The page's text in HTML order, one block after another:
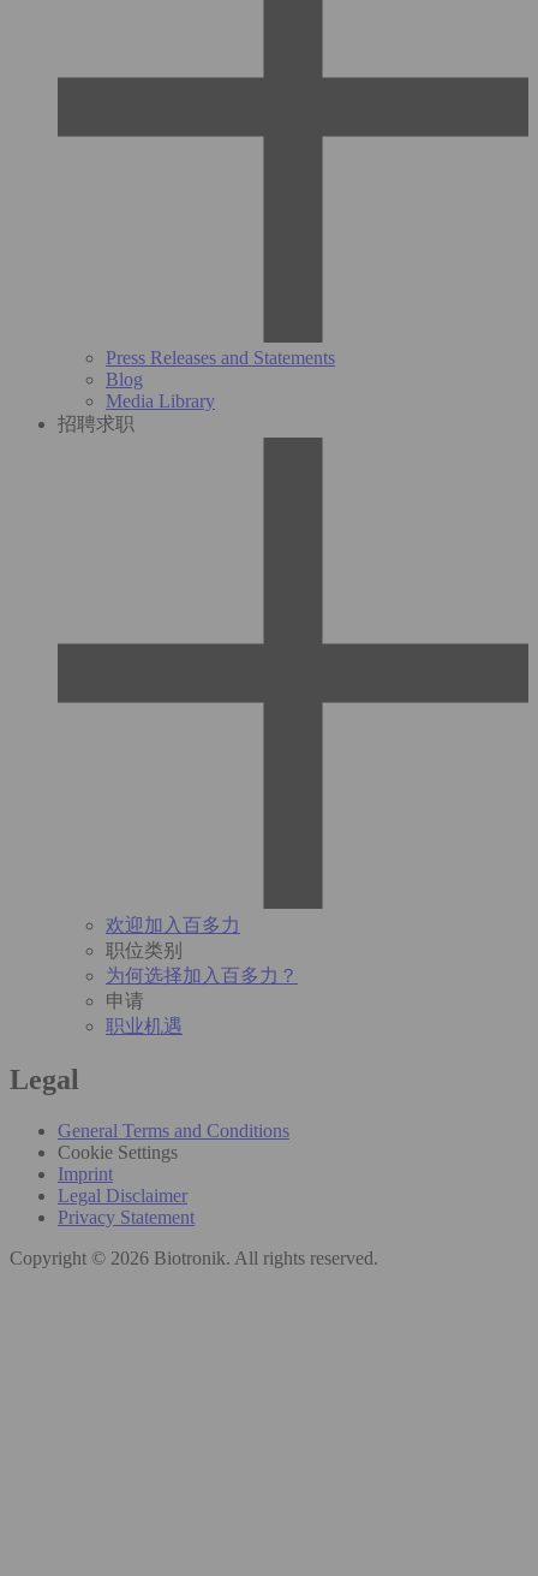
Press Releases and Statements
Blog
Media Library
招聘求职
欢迎加入百多力
职位类别
为何选择加入百多力？
申请
职业机遇
Legal
General Terms and Conditions
Cookie Settings
Imprint
Legal Disclaimer
Privacy Statement
Copyright © 2026 Biotronik. All rights reserved.